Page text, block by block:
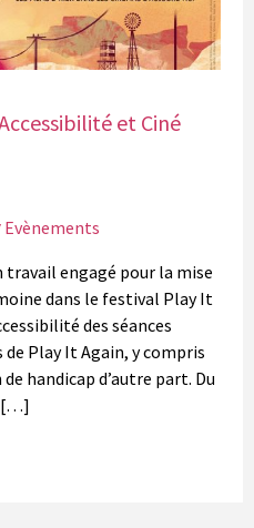
et Ciné
Evènements
travail engagé pour la mise
dans le festival Play It
des séances
Play It Again, y compris
handicap d’autre part. Du
[…]